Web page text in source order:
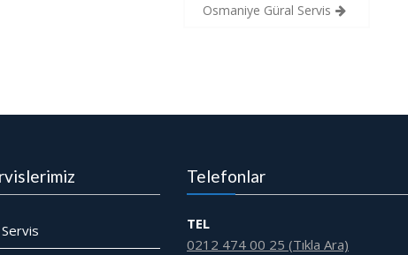
Osmaniye Güral Servis
Telefonlar
TEL
0212 474 00 25 (Tıkla Ara)